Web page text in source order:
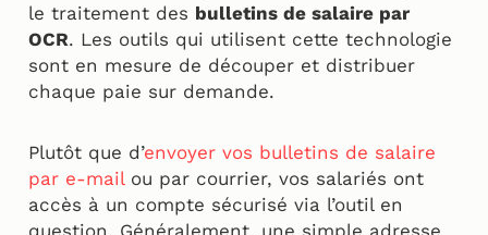
le traitement des bulletins de salaire par
OCR. Les outils qui utilisent cette technologie
sont en mesure de découper et distribuer
chaque paie sur demande.
Plutôt que d’envoyer vos bulletins de salaire
par e-mailou par courrier, vos salariés ont
accès à un compte sécurisé via l’outil en